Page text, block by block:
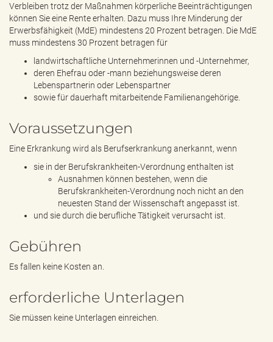
Verbleiben trotz der Maßnahmen körperliche Beeinträchtigungen
können Sie eine Rente erhalten. Dazu muss Ihre Minderung der
Erwerbsfähigkeit (MdE) mindestens 20 Prozent betragen. Die MdE
muss mindestens 30 Prozent betragen für
landwirtschaftliche Unternehmerinnen und -Unternehmer,
deren Ehefrau oder -mann beziehungsweise deren
Lebenspartnerin oder Lebenspartner
sowie für dauerhaft mitarbeitende Familienangehörige.
Voraussetzungen
Eine Erkrankung wird als Berufserkrankung anerkannt, wenn
sie in der Berufskrankheiten-Verordnung enthalten ist
Ausnahmen können bestehen, wenn die
Berufskrankheiten-Verordnung noch nicht an den
neuesten Stand der Wissenschaft angepasst ist.
und sie durch die berufliche Tätigkeit verursacht ist.
Gebühren
Es fallen keine Kosten an.
erforderliche Unterlagen
Sie müssen keine Unterlagen einreichen.